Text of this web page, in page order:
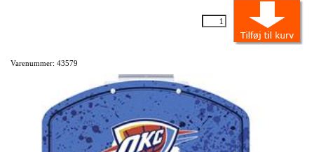
Varenummer: 43579